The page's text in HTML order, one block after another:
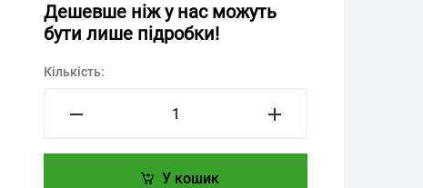
Дешевше ніж у нас можуть
бути лише підробки!
Кількість:
У кошик